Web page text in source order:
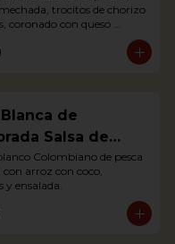
trocitos de chorizo
coronado con queso
de
Salsa de
Colombiano de pesca
con arroz con coco,
y ensalada.